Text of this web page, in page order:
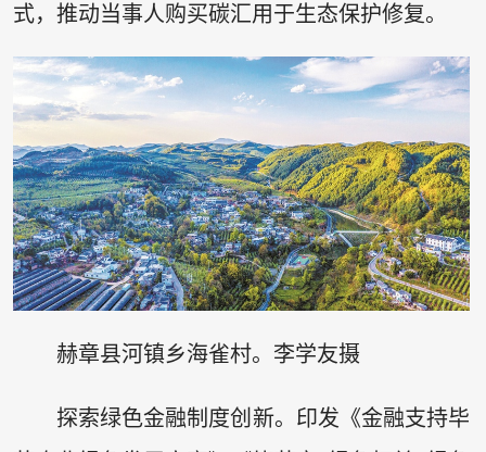
式，推动当事人购买碳汇用于生态保护修复。
赫章县河镇乡海雀村。李学友摄
探索绿色金融制度创新。印发《金融支持毕